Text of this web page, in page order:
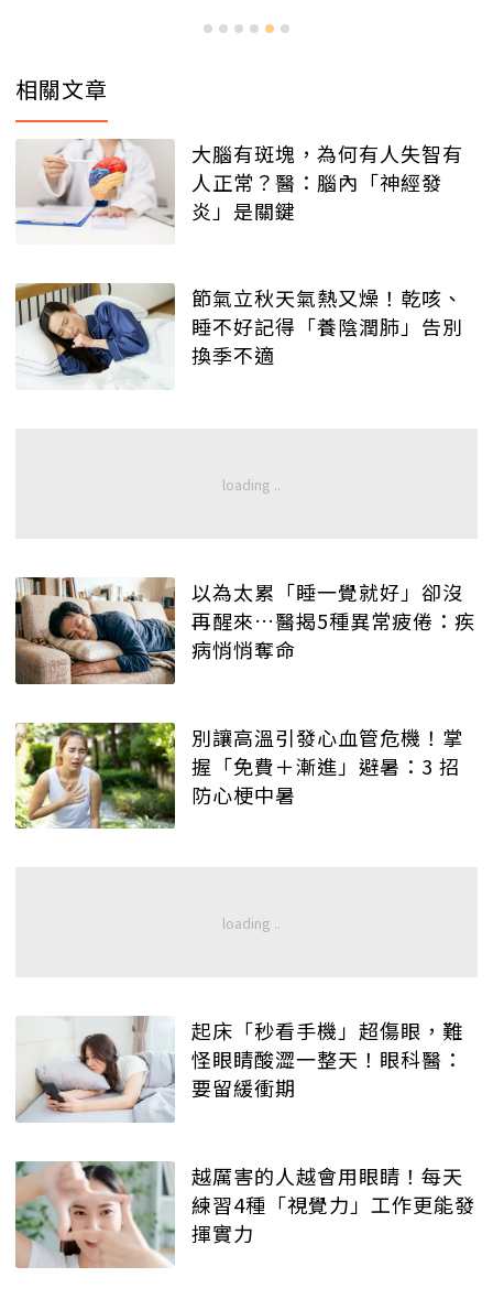
相關文章
大腦有斑塊，為何有人失智有
人正常？醫：腦內「神經發
炎」是關鍵
節氣立秋天氣熱又燥！乾咳、
睡不好記得「養陰潤肺」告別
換季不適
以為太累「睡一覺就好」卻沒
再醒來…醫揭5種異常疲倦：疾
病悄悄奪命
別讓高溫引發心血管危機！掌
握「免費＋漸進」避暑：3 招
防心梗中暑
起床「秒看手機」超傷眼，難
怪眼睛酸澀一整天！眼科醫：
要留緩衝期
越厲害的人越會用眼睛！每天
練習4種「視覺力」工作更能發
揮實力